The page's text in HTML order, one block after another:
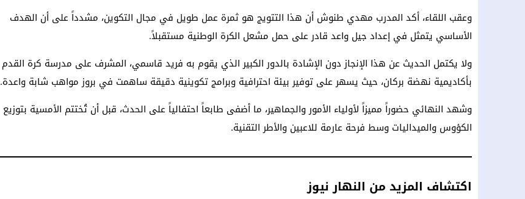
وعقب اللقاء، أكد المدرب مهدي طنوش أن هذا التتويج هو ثمرة عمل طويل في مجال التكوين، مشدداً على أن الهدف
الأساسي يتمثل في إعداد جيل واعد قادر على حمل مشعل الكرة الوطنية مستقبلاً.
ولا يكتمل الحديث عن هذا الإنجاز دون الإشادة بالدور الكبير الذي يقوم به فريد قاسمي، المشرف على مدرسة كرة القدم
بأكاديمية نهضة بركان، حيث يسهر على توفير بيئة احترافية وبرامج تكوينية دقيقة ساهمت في بروز مواهب شابة واعدة.
وشهد النهائي حضوراً مميزاً لأولياء الأمور والجماهير، ما أضفى طابعاً احتفالياً على الحدث، قبل أن تُختتم الأمسية بتوزيع
الكؤوس والميداليات وسط فرحة عارمة للاعبين والأطر التقنية.
اكتشاف المزيد من النهار نيوز